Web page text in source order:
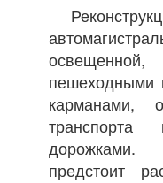
пешеходными
карманами,
предстоит